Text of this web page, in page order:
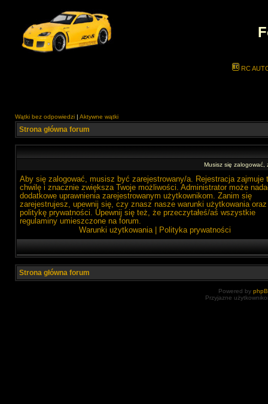
RC
Wątki bez odpowiedzi | Aktywne wątki
Strona główna forum
Musisz się zalogować,
Aby się zalogować, musisz być zarejestrowany/a. Rejestracja zajmuje
chwilę i znacznie zwiększa Twoje możliwości. Administrator może
dodatkowe uprawnienia zarejestrowanym użytkownikom. Zanim się
zarejestrujesz, upewnij się, czy znasz nasze warunki użytkowania oraz
politykę prywatności. Upewnij się też, że przeczytałeś/aś wszystkie
regulaminy umieszczone na forum.
Warunki użytkowania| Polityka prywatności
Strona główna forum
Powered by
Przyjazne